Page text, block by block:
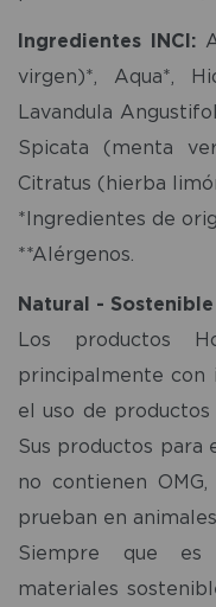
Ingredientes INCI:
virgen)*, Aqua*,
Lavandula
Spicata (menta
Citratus (hierba
*Ingredientes de
**Alérgenos.
Natural -
Los productos
principalmente con
el uso de productos
Sus productos para
no contienen
prueban en animales.
Siempre que es
materiales